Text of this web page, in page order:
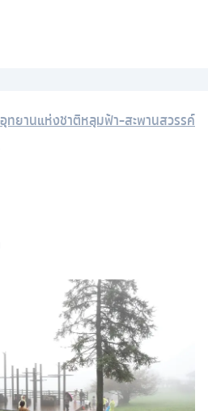
อุทยานแห่งชาติหลุมฟ้า-สะพานสวรรค์